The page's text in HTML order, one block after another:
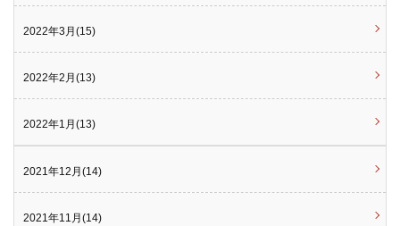
2022年3月(15)
2022年2月(13)
2022年1月(13)
2021年12月(14)
2021年11月(14)